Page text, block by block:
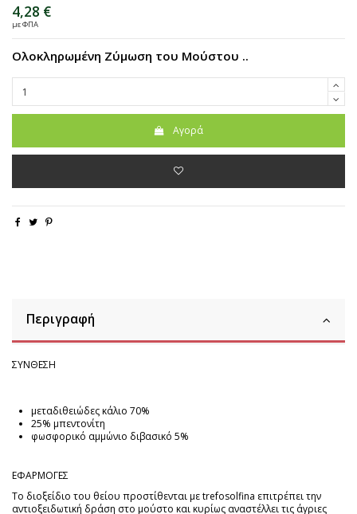
4,28 €
με ΦΠΑ
Ολοκληρωμένη Ζύμωση του Μούστου ..
Αγορά
Περιγραφή
ΣΥΝΘΕΣΗ
μεταδιθειώδες κάλιο 70%
25% μπεντονίτη
φωσφορικό αμμώνιο διβασικό 5%
ΕΦΑΡΜΟΓΕΣ
Το διοξείδιο του θείου προστίθενται με trefosolfina επιτρέπει την
αντιοξειδωτική δράση στο μούστο και κυρίως αναστέλλει τις άγριες